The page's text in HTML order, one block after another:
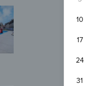
10
17
24
31